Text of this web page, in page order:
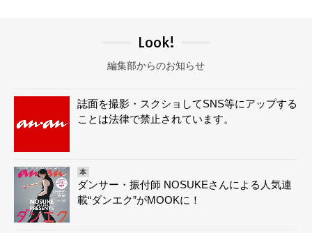
Look!
編集部からのお知らせ
誌面を撮影・スクショしてSNS等にアップする
ことは法律で禁止されています。
本
ダンサー・振付師 NOSUKEさんによる人気連
載“ダンエク”がMOOKに！